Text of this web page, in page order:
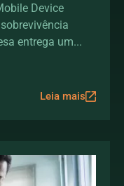
do
Device
entrega um...
Leia mais